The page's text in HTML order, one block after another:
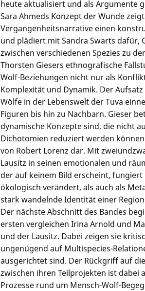
heute aktualisiert und als Argumente
Sara Ahmeds Konzept der Wunde
Vergangenheitsnarrative einen
und plädiert mit Sandra Swarts dafür,
zwischen verschiedenen Spezies zu
Thorsten Giesers ethnografische
Wolf-Beziehungen nicht nur als
Komplexität und Dynamik. Der
Wölfe in der Lebenswelt der Tuva
Figuren bis hin zu Nachbarn. Gieser
dynamische Konzepte sind, die nicht
Dichotomien reduziert werden
von Robert Lorenz dar. Mit
Lausitz in seinen emotionalen und
der auf keinem Bild erscheint,
ökologisch verändert, als auch als
stark wandelnde Identität einer
Der nächste Abschnitt des Bandes
ersten vergleichen Irina Arnold und
und der Lausitz. Dabei zeigen sie
ungenügend auf Multispecies-
ausgerichtet sind. Der Rückgriff auf
zwischen ihren Teilprojekten ist dabei
Prozesse rund um Mensch-Wolf-